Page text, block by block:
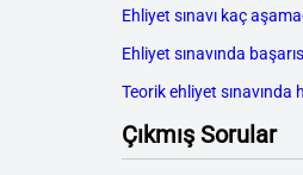
Ehliyet sınavı kaç
Ehliyet sınavında
Teorik ehliyet sınavında
Çıkmış Sorular